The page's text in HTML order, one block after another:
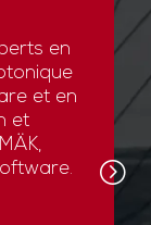
en
et en
et